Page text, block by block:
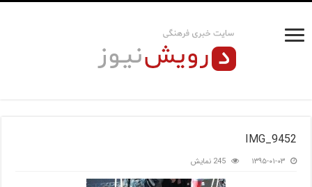
IMG_9452
۱۳۹۵-۰۱-۰۳ 245 نمایش